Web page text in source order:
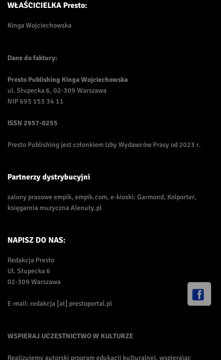
WŁAŚCICIELKA Presto:
Kinga Wojciechowska
Dane do faktury:
Presto Publishing Kinga Wojciechowska
ul. Słupecka 6, 02-309 Warszawa
NIP 693 153 34 11
ISSN 2957-0255
Presto Publishing jest członkiem Izby Wydawców Prasy od 2023 r.
Partnerzy dystrybucyjni
salony prasowe empik, empik.com, e-kioski: Garmond, Kolporter,
księgarnia muzyczna Alenuty.pl
NAPISZ DO NAS:
Redakcja Presto
Ul. Słupecka 6
02-309 Warszawa
E-mail: redakcja [at] prestoportal.pl
WSPIERAJ UCZESTNICTWO W KULTURZE
Realizujemy autorski program edukacji kulturalnej, wspierając